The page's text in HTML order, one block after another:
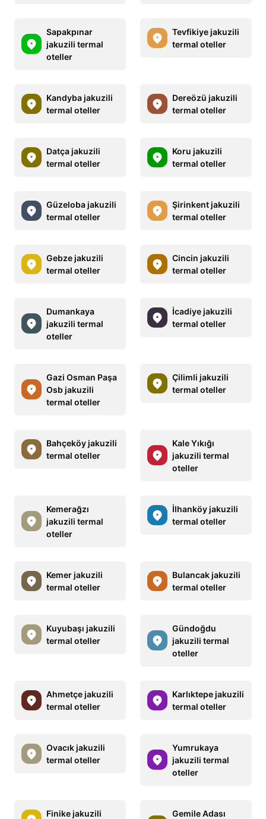
Sapakpınar
jakuzili termal
oteller
Tevfikiye jakuzili
termal oteller
Kandyba jakuzili
termal oteller
Dereözü jakuzili
termal oteller
Datça jakuzili
termal oteller
Koru jakuzili
termal oteller
Güzeloba jakuzili
termal oteller
Şirinkent jakuzili
termal oteller
Gebze jakuzili
termal oteller
Cincin jakuzili
termal oteller
Dumankaya
jakuzili termal
oteller
İcadiye jakuzili
termal oteller
Gazi Osman Paşa
Osb jakuzili
termal oteller
Çilimli jakuzili
termal oteller
Bahçeköy jakuzili
termal oteller
Kale Yıkığı
jakuzili termal
oteller
Kemerağzı
jakuzili termal
oteller
İlhanköy jakuzili
termal oteller
Kemer jakuzili
termal oteller
Bulancak jakuzili
termal oteller
Kuyubaşı jakuzili
termal oteller
Gündoğdu
jakuzili termal
oteller
Ahmetçe jakuzili
termal oteller
Karlıktepe jakuzili
termal oteller
Ovacık jakuzili
termal oteller
Yumrukaya
jakuzili termal
oteller
Finike jakuzili
Gemile Adası